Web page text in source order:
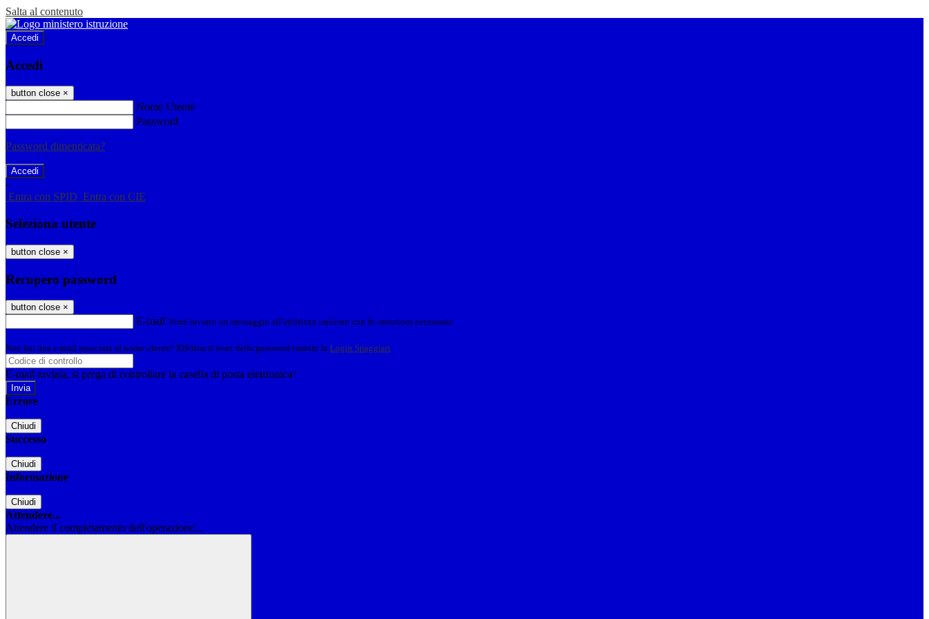
Salta al contenuto
Accedi
Accedi
button close ×
Nome Utente
Password
Password dimenticata?
-
Entra con SPID Entra con CIE
Seleziona utente
button close ×
Recupero password
button close ×
E-mail Verrà inviato un messaggio all'indirizzo indicato con le istruzioni necessarie.
Non hai una e-mail associata al nome utente? Effettua il reset della password tramite la Login Spaggiari
E-mail inviata, si prega di controllare la casella di posta elettronica!
Errore
Chiudi
Successo
Chiudi
Informazione
Chiudi
Attendere...
Attendere il completamento dell'operazione...